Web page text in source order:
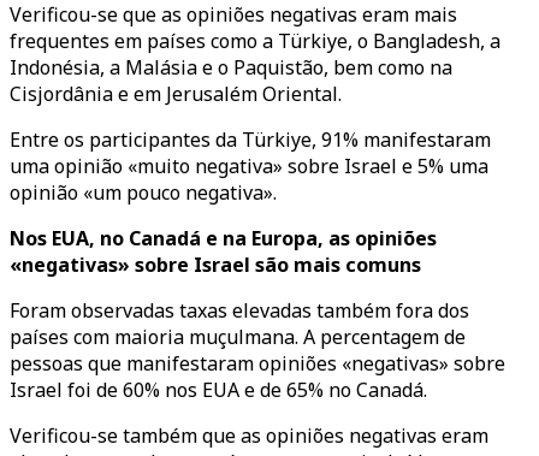
Verificou-se que as opiniões negativas eram mais
frequentes em países como a Türkiye, o Bangladesh, a
Indonésia, a Malásia e o Paquistão, bem como na
Cisjordânia e em Jerusalém Oriental.
Entre os participantes da Türkiye, 91% manifestaram
uma opinião «muito negativa» sobre Israel e 5% uma
opinião «um pouco negativa».
Nos EUA, no Canadá e na Europa, as opiniões
«negativas» sobre Israel são mais comuns
Foram observadas taxas elevadas também fora dos
países com maioria muçulmana. A percentagem de
pessoas que manifestaram opiniões «negativas» sobre
Israel foi de 60% nos EUA e de 65% no Canadá.
Verificou-se também que as opiniões negativas eram